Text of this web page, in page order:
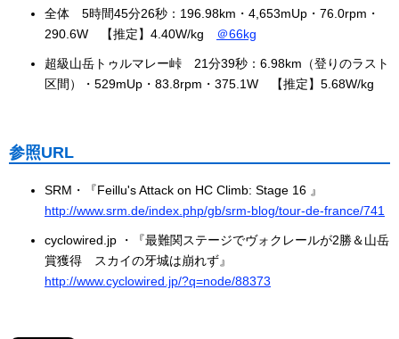
全体 5時間45分26秒：196.98km・4,653mUp・76.0rpm・
290.6W 【推定】4.40W/kg ＠66kg
超級山岳トゥルマレー峠 21分39秒：6.98km（登りのラスト
区間）・529mUp・83.8rpm・375.1W 【推定】5.68W/kg
参照URL
SRM・『Feillu's Attack on HC Climb: Stage 16 』
http://www.srm.de/index.php/gb/srm-blog/tour-de-france/741
cyclowired.jp ・『最難関ステージでヴォクレールが2勝＆山岳
賞獲得 スカイの牙城は崩れず』
http://www.cyclowired.jp/?q=node/88373